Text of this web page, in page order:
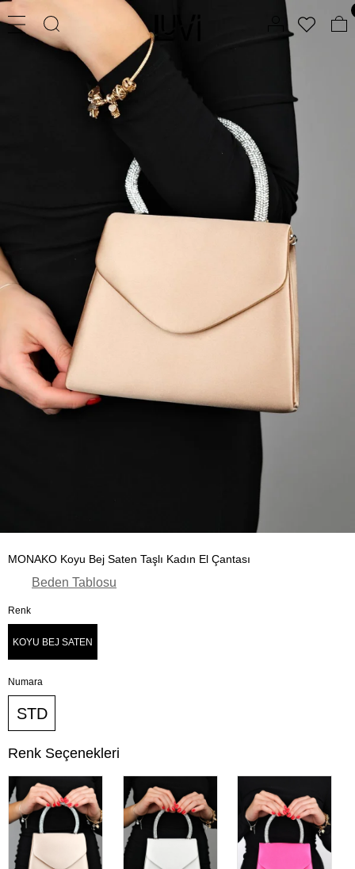
MONAKO Koyu Bej Saten Taşlı Kadın El Çantası
Beden Tablosu
Renk
KOYU BEJ SATEN
Numara
STD
Renk Seçenekleri